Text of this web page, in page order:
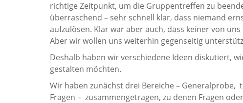
richtige Zeitpunkt, um die Gruppentreffen zu
überraschend – sehr schnell klar, dass niemand
aufzulösen. Klar war aber auch, dass keiner von
Aber wir wollen uns weiterhin gegenseitig
Deshalb haben wir verschiedene Ideen diskutiert,
gestalten möchten.
Wir haben zunächst drei Bereiche – Generalprobe,
Fragen – zusammengetragen, zu denen Fragen